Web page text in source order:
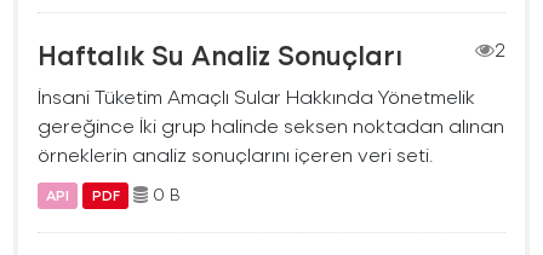
Haftalık Su Analiz Sonuçları
2
İnsani Tüketim Amaçlı Sular Hakkında Yönetmelik
gereğince İki grup halinde seksen noktadan alınan
örneklerin analiz sonuçlarını içeren veri seti.
API PDF 0 B